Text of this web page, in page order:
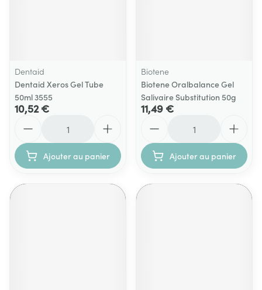
Dentaid
Dentaid Xeros Gel Tube
50ml 3555
10,52 €
Ajouter au panier
Biotene
Biotene Oralbalance Gel
Salivaire Substitution 50g
11,49 €
Ajouter au panier